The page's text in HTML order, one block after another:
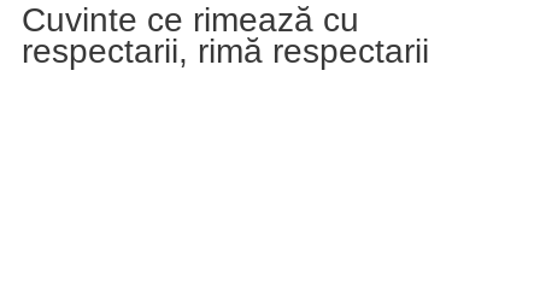
Cuvinte ce rimează cu
respectarii, rimă respectarii